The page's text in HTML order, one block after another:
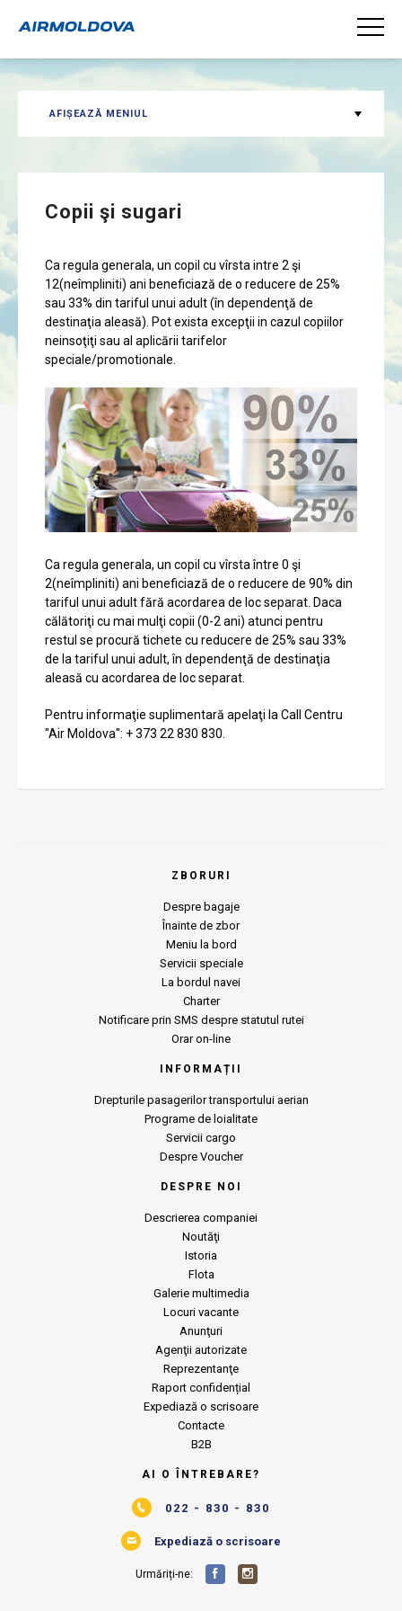
AFIȘEAZĂ MENIUL
Copii şi sugari
Ca regula generala, un copil cu vîrsta intre 2 şi
12(neîmpliniti) ani beneficiază de o reducere de 25%
sau 33% din tariful unui adult (în dependenţă de
destinaţia aleasă). Pot exista excepţii in cazul copiilor
neinsoţiţi sau al aplicării tarifelor
speciale/promotionale.
Ca regula generala, un copil cu vîrsta între 0 şi
2(neîmpliniti) ani beneficiază de o reducere de 90% din
tariful unui adult fără acordarea de loc separat. Daca
călătoriţi cu mai mulţi copii (0-2 ani) atunci pentru
restul se procură tichete cu reducere de 25% sau 33%
de la tariful unui adult, în dependenţă de destinaţia
aleasă cu acordarea de loc separat.
Pentru informaţie suplimentară apelaţi la Call Centru
"Air Moldova": + 373 22 830 830.
ZBORURI
Despre bagaje
Înainte de zbor
Meniu la bord
Servicii speciale
La bordul navei
Charter
Notificare prin SMS despre statutul rutei
Orar on-line
INFORMAȚII
Drepturile pasagerilor transportului aerian
Programe de loialitate
Servicii cargo
Despre Voucher
DESPRE NOI
Descrierea companiei
Noutăţi
Istoria
Flota
Galerie multimedia
Locuri vacante
Anunţuri
Agenţii autorizate
Reprezentanţe
Raport confidențial
Expediază o scrisoare
Contacte
B2B
AI O ÎNTREBARE?
022 - 830 - 830
Expediază o scrisoare
Urmăriți-ne: